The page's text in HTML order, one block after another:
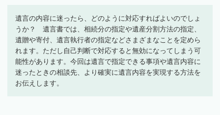
遺言の内容に迷ったら、どのように対応すればよいのでしょ
うか？ 遺言書では、相続分の指定や遺産分割方法の指定、
遺贈や寄付、遺言執行者の指定などさまざまなことを定めら
れます。ただし自己判断で対応すると無効になってしまう可
能性があります。今回は遺言で指定できる事項や遺言内容に
迷ったときの相談先、より確実に遺言内容を実現する方法を
お伝えします。